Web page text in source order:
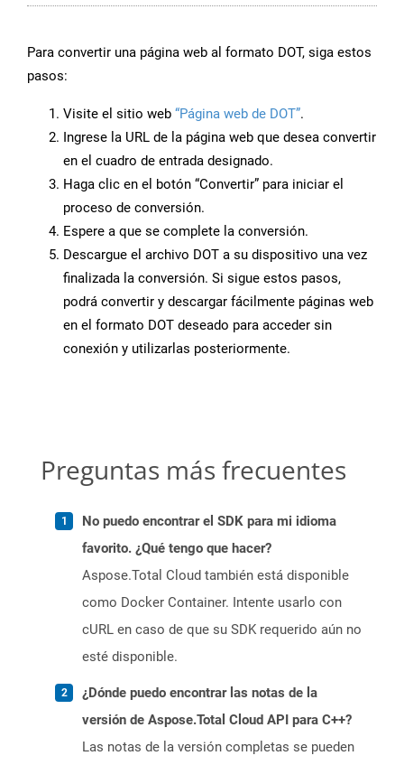
Para convertir una página web al formato DOT, siga estos
pasos:
Visite el sitio web “Página web de DOT”.
Ingrese la URL de la página web que desea convertir
en el cuadro de entrada designado.
Haga clic en el botón “Convertir” para iniciar el
proceso de conversión.
Espere a que se complete la conversión.
Descargue el archivo DOT a su dispositivo una vez
finalizada la conversión. Si sigue estos pasos,
podrá convertir y descargar fácilmente páginas web
en el formato DOT deseado para acceder sin
conexión y utilizarlas posteriormente.
Preguntas más frecuentes
No puedo encontrar el SDK para mi idioma
favorito. ¿Qué tengo que hacer?
Aspose.Total Cloud también está disponible
como Docker Container. Intente usarlo con
cURL en caso de que su SDK requerido aún no
esté disponible.
¿Dónde puedo encontrar las notas de la
versión de Aspose.Total Cloud API para C++?
Las notas de la versión completas se pueden